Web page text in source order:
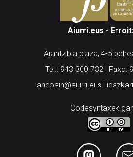
Aiurri.eus -
Arantzibia plaza, 4-5
Tel.: 943 300 732 | Faxa:
andoain@aiurri.eus |
Codesyntaxek